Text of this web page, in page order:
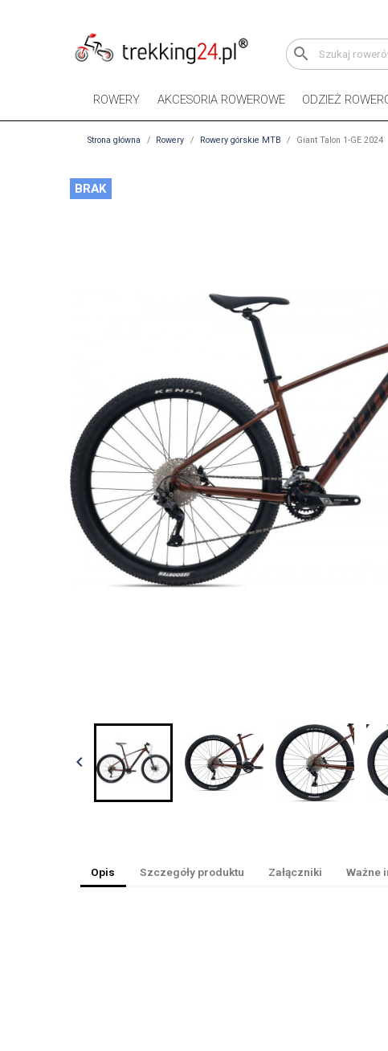
search
ROWERY AKCESORIA ROWEROWE ODZIEŻ
Strona główna Rowery Rowery górskie MTB Giant Talon 1-GE 2024
BRAK

Opis Szczegóły produktu Załączniki Ważne